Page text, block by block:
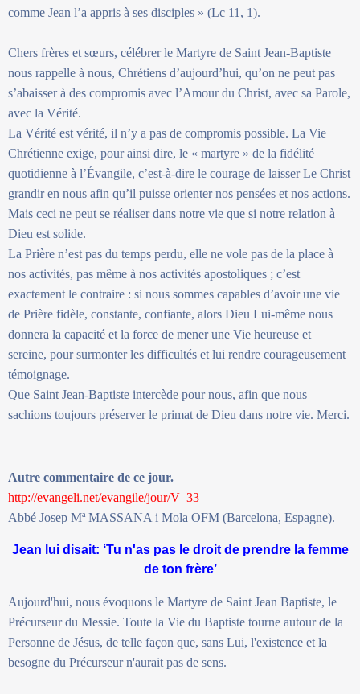
comme Jean l’a appris à ses disciples » (Lc 11, 1).
Chers frères et sœurs, célébrer le Martyre de Saint Jean-Baptiste
nous rappelle à nous, Chrétiens d’aujourd’hui, qu’on ne peut pas
s’abaisser à des compromis avec l’Amour du Christ, avec sa Parole,
avec la Vérité.
La Vérité est vérité, il n’y a pas de compromis possible. La Vie
Chrétienne exige, pour ainsi dire, le « martyre » de la fidélité
quotidienne à l’Évangile, c’est-à-dire le courage de laisser Le Christ
grandir en nous afin qu’il puisse orienter nos pensées et nos actions.
Mais ceci ne peut se réaliser dans notre vie que si notre relation à
Dieu est solide.
La Prière n’est pas du temps perdu, elle ne vole pas de la place à
nos activités, pas même à nos activités apostoliques ; c’est
exactement le contraire : si nous sommes capables d’avoir une vie
de Prière fidèle, constante, confiante, alors Dieu Lui-même nous
donnera la capacité et la force de mener une Vie heureuse et
sereine, pour surmonter les difficultés et lui rendre courageusement
témoignage.
Que Saint Jean-Baptiste intercède pour nous, afin que nous
sachions toujours préserver le primat de Dieu dans notre vie. Merci.
Autre commentaire de ce jour.
http://evangeli.net/evangile/jour/V_33
Abbé Josep Mª MASSANA i Mola OFM (Barcelona, Espagne).
Jean lui disait: ‘Tu n'as pas le droit de prendre la femme
de ton frère’
Aujourd'hui, nous évoquons le Martyre de Saint Jean Baptiste, le
Précurseur du Messie. Toute la Vie du Baptiste tourne autour de la
Personne de Jésus, de telle façon que, sans Lui, l'existence et la
besogne du Précurseur n'aurait pas de sens.